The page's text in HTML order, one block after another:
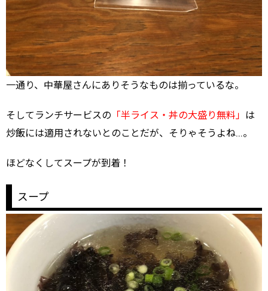
一通り、中華屋さんにありそうなものは揃っているな。
そしてランチサービスの 「半ライス・丼の大盛り無料」 は
炒飯には適用されないとのことだが、そりゃそうよね…。
ほどなくしてスープが到着！
スープ